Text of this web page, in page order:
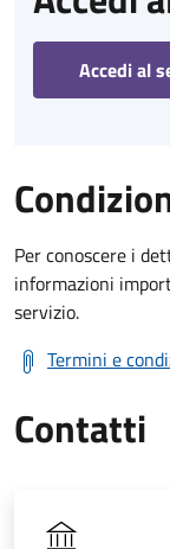
Accedi al
Per conoscere i
informazioni
servizio.
Termini e
Contatti